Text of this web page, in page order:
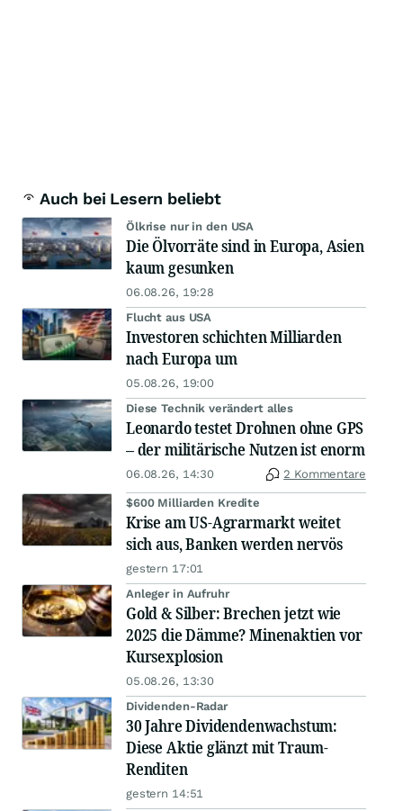
Auch bei Lesern beliebt
Ölkrise nur in den USA
Die Ölvorräte sind in Europa, Asien
kaum gesunken
06.08.26, 19:28
Flucht aus USA
Investoren schichten Milliarden
nach Europa um
05.08.26, 19:00
Diese Technik verändert alles
Leonardo testet Drohnen ohne GPS
– der militärische Nutzen ist enorm
06.08.26, 14:30 2 Kommentare
$600 Milliarden Kredite
Krise am US-Agrarmarkt weitet
sich aus, Banken werden nervös
gestern 17:01
Anleger in Aufruhr
Gold & Silber: Brechen jetzt wie
2025 die Dämme? Minenaktien vor
Kursexplosion
05.08.26, 13:30
Dividenden-Radar
30 Jahre Dividendenwachstum:
Diese Aktie glänzt mit Traum-
Renditen
gestern 14:51